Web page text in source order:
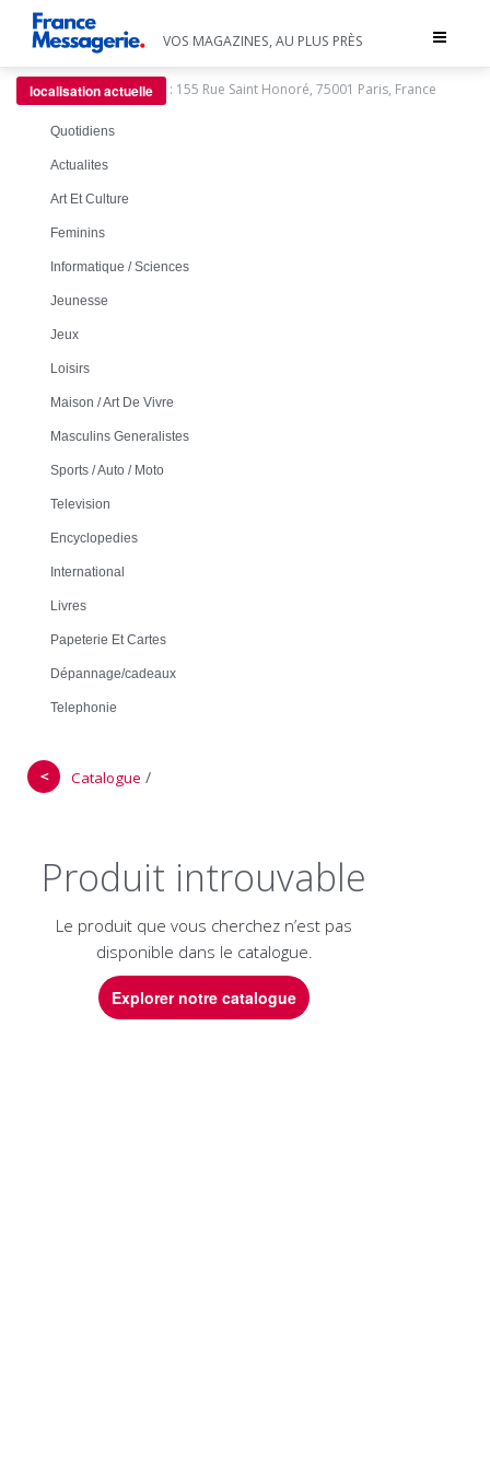
Toggle
VOS MAGAZINES, AU PLUS PRÈS
localisation actuelle : 155 Rue Saint Honoré, 75001 Paris, France
Quotidiens
Actualites
Art Et Culture
Feminins
Informatique / Sciences
Jeunesse
Jeux
Loisirs
Maison / Art De Vivre
Masculins Generalistes
Sports / Auto / Moto
Television
Encyclopedies
International
Livres
Papeterie Et Cartes
Dépannage/cadeaux
Telephonie
＜ Catalogue /
Produit introuvable
Le produit que vous cherchez n’est pas
disponible dans le catalogue.
Explorer notre catalogue